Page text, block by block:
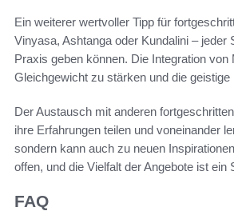
Ein weiterer wertvoller Tipp für
Vinyasa, Ashtanga oder Kundalini –
Praxis geben können. Die Integration
Gleichgewicht zu stärken und die geistige
Der Austausch mit anderen
ihre Erfahrungen teilen und voneinander
sondern kann auch zu neuen
offen, und die Vielfalt der Angebote ist ein
FAQ